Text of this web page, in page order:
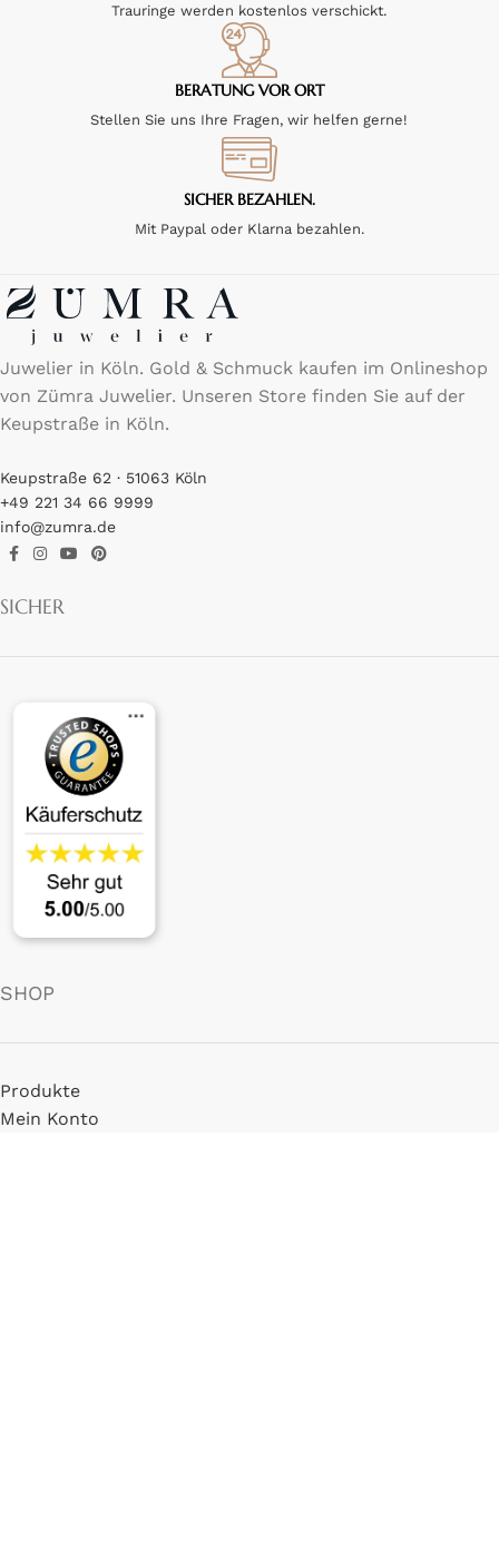
Trauringe werden kostenlos verschickt.
BERATUNG VOR ORT
Stellen Sie uns Ihre Fragen, wir helfen gerne!
SICHER BEZAHLEN.
Mit Paypal oder Klarna bezahlen.
Juwelier in Köln. Gold & Schmuck kaufen im Onlineshop
von Zümra Juwelier. Unseren Store finden Sie auf der
Keupstraße in Köln.
Keupstraße 62 · 51063 Köln
+49 221 34 66 9999
info@zumra.de
SICHER
SHOP
Produkte
Mein Konto